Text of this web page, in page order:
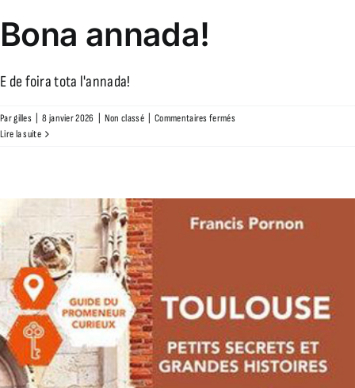
Bona annada!
E de foira tota l'annada!
Pargilles 8 janvier 2026 Non classé Commentaires ferméssur
Lire la suite